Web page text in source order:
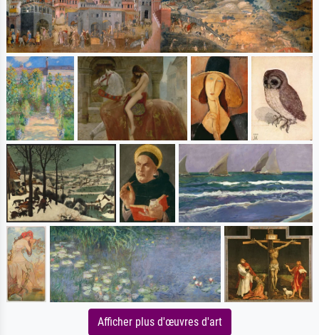
Afficher plus d'œuvres d'art